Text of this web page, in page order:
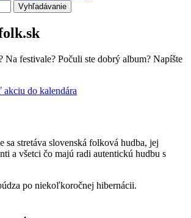
Na festivale? Počuli ste dobrý album? Napíšte
akciu do kalendára
sa stretáva slovenská folková hudba, jej
a všetci čo majú radi autentickú hudbu s
po niekoľkoročnej hibernácii.